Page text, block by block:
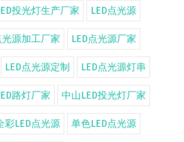
投光灯生产厂家 LED点光源
光源加工厂家 LED点光源厂家
LED点光源定制 LED点光源灯串
路灯厂家 中山LED投光灯厂家
彩LED点光源 单色LED点光源